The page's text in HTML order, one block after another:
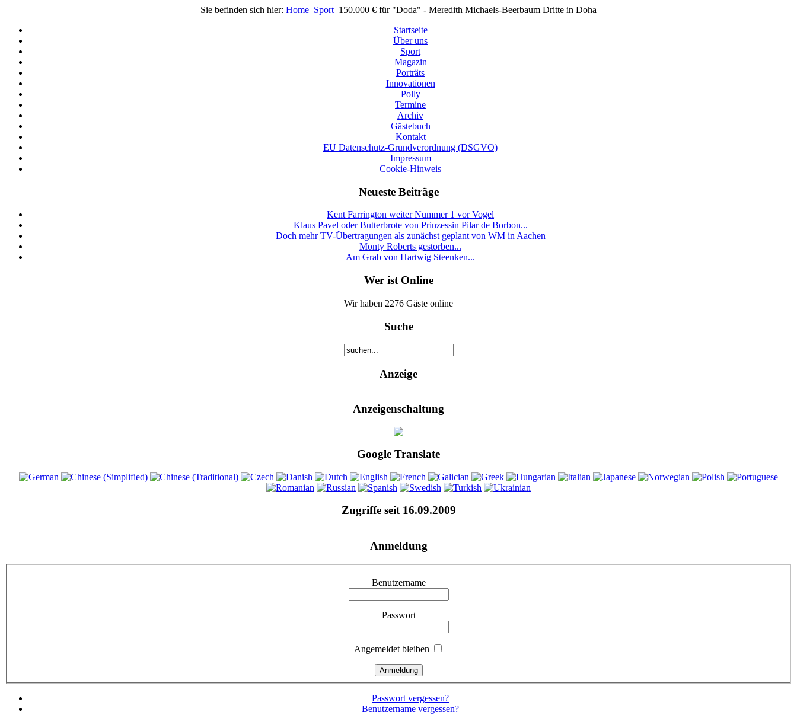
Sie befinden sich hier: Home Sport 150.000 € für "Doda" - Meredith Michaels-Beerbaum Dritte in Doha
Startseite
Über uns
Sport
Magazin
Porträts
Innovationen
Polly
Termine
Archiv
Gästebuch
Kontakt
EU Datenschutz-Grundverordnung (DSGVO)
Impressum
Cookie-Hinweis
Neueste Beiträge
Kent Farrington weiter Nummer 1 vor Vogel
Klaus Pavel oder Butterbrote von Prinzessin Pilar de Borbon...
Doch mehr TV-Übertragungen als zunächst geplant von WM in Aachen
Monty Roberts gestorben...
Am Grab von Hartwig Steenken...
Wer ist Online
Wir haben 2276 Gäste online
Suche
Anzeige
Anzeigenschaltung
Google Translate
Zugriffe seit 16.09.2009
Anmeldung
Benutzername
Passwort
Angemeldet bleiben
Passwort vergessen?
Benutzername vergessen?